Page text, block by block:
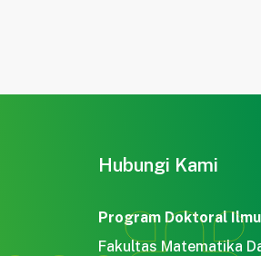
Hubungi Kami
Program Doktoral
Fakultas Matematika